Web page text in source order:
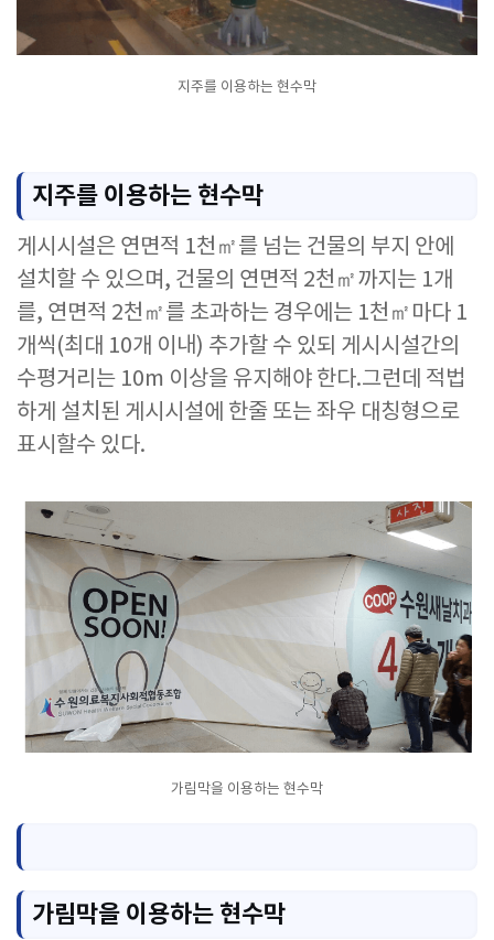
지주를 이용하는 현수막
지주를 이용하는 현수막
게시시설은 연면적 1천㎡를 넘는 건물의 부지 안에
설치할 수 있으며, 건물의 연면적 2천㎡까지는 1개
를, 연면적 2천㎡를 초과하는 경우에는 1천㎡마다 1
개씩(최대 10개 이내) 추가할 수 있되 게시시설간의
수평거리는 10m 이상을 유지해야 한다.그런데 적법
하게 설치된 게시시설에 한줄 또는 좌우 대칭형으로
표시할수 있다.
가림막을 이용하는 현수막
가림막을 이용하는 현수막